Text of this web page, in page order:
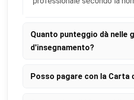
Quanto punteggio dà nelle
d'insegnamento?
Posso pagare con la Carta